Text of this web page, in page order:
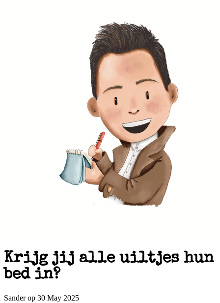
Krijg jij alle uiltjes hun
bed in?
Sander op 30 May 2025